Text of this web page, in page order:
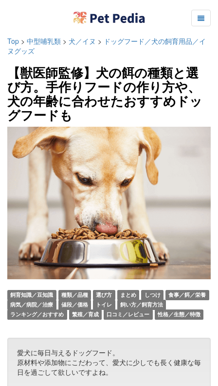
Top > 中型哺乳類 > 犬／イヌ > ドッグフード／犬の飼育用品／イ
ヌグッズ
【獣医師監修】犬の餌の種類と選
び方。手作りフードの作り方や、
犬の年齢に合わせたおすすめドッ
グフードも
飼育知識／豆知識 種類／品種 選び方 まとめ しつけ
食事／餌／栄養
病気／病院／治療
値段／価格 トイレ
飼い方／飼育方法
ランキング／おすすめ
繁殖／育成 口コミ／レビュー 性格／生態／特徴
愛犬に毎日与えるドッグフード。
原材料や添加物にこだわって、愛犬に少しでも長く健康な毎
日を過ごして欲しいですよね。